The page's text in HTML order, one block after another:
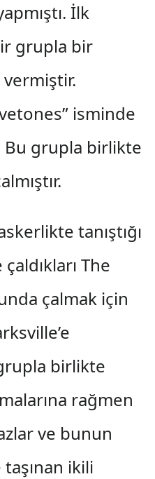
İlk
grupla bir
isminde
grupla birlikte
tanıştığı
The
çalmak için
birlikte
rağmen
ve bunun
taşınan ikili